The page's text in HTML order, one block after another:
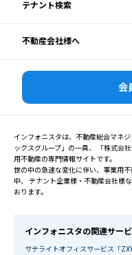
テナント検索
不動産会社様へ
会
インフォニスタは、不動産総合マネ
ックスグループ」の一員、 「株式会
用不動産の専門情報サイトです。
世の中の急速な変化に伴い、事業用
中、 テナント企業様・不動産会社様
おります。
インフォニスタの関連サー
サテライトオフィスサービス「ZXY